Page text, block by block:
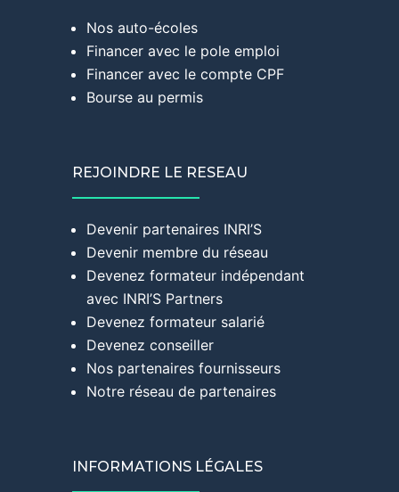
Nos auto-écoles
Financer avec le pole emploi
Financer avec le compte CPF
Bourse au permis
REJOINDRE LE RESEAU
Devenir partenaires INRI’S
Devenir membre du réseau
Devenez formateur indépendant
avec INRI’S Partners
Devenez formateur salarié
Devenez conseiller
Nos partenaires fournisseurs
Notre réseau de partenaires
INFORMATIONS LÉGALES